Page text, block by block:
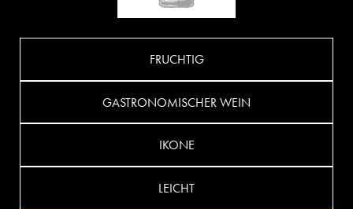
FRUCHTIG
GASTRONOMISCHER WEIN
IKONE
LEICHT